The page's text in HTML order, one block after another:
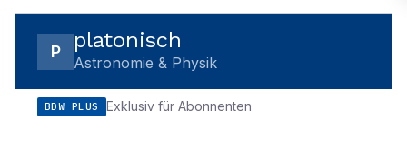
P platonisch
Astronomie & Physik
BDW PLUS Exklusiv für Abonnenten